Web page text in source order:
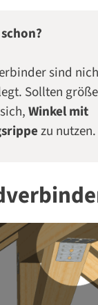
sind
Sollten
Winkel mit
zu nutzen.